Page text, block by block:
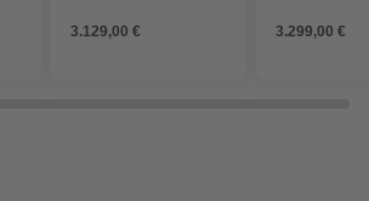
Dachüberstand), Holz
3.129,00 € 3.299,00 €